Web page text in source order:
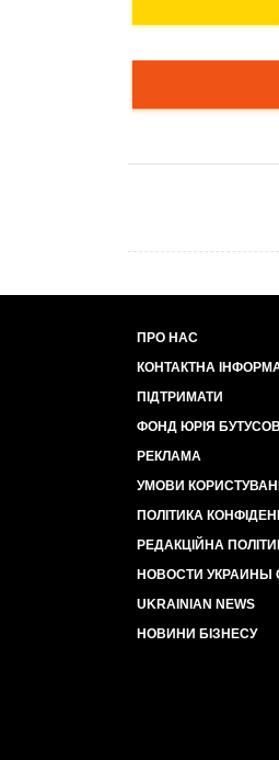
ПРО НАС
КОНТАКТНА
ПІДТРИМАТИ
ФОНД ЮРІЯ
РЕКЛАМА
УМОВИ
ПОЛІТИКА
РЕДАКЦІЙНА
НОВОСТИ УКРАИНЫ
UKRAINIAN NEWS
НОВИНИ БІЗНЕСУ